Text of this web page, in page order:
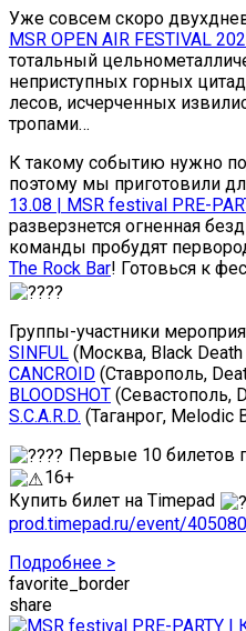
Уже совсем скоро
MSR OPEN AIR FESTIVAL
тотальный
неприступных горных
лесов, исчерченных
тропами…
К такому событию нужно
поэтому мы приготовили
13.08 | MSR festival PRE-
разверзнется огненная
команды пробудят
The Rock Bar! Готовься к
Группы-участники
SINFUL (Москва, Black
CANCROID (Ставрополь,
BLOODSHOT (Севастополь,
S.C.A.R.D. (Таганрог, Melodic
Первые 10 билетов
16+
Купить билет на Timepad
prod.timepad.ru/event/
Подробнее >
favorite_border
share